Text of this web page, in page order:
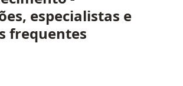
especialistas e
frequentes